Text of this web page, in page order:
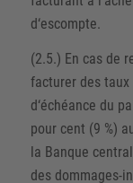
d‘escompte.
(2.5.) En cas de
facturer des taux
d‘échéance du
pour cent (9 %)
la Banque
des dommages-